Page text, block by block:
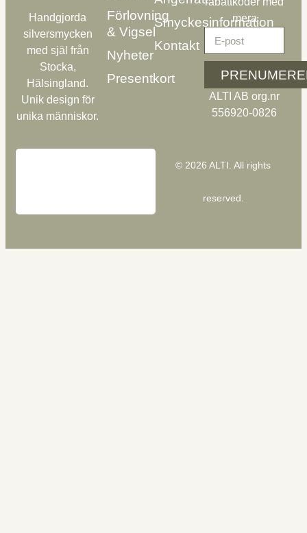
Handgjorda
silversmycken
med själ från
Stocka,
Hälsingland.
Unik design för
unika människor.
Förlovning
& Vigsel
Nyheter
Presentkort
Smyckesinformation
Kontakt
mera
ALTI AB org.nr
556920-0826
© 2026 ALTI. All rights
reserved.